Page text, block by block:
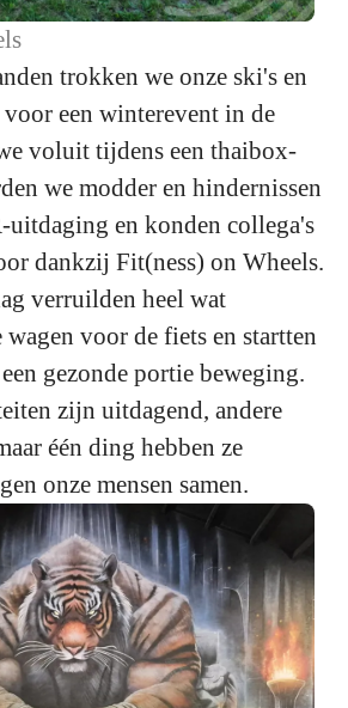
trokken we onze ski's en
voor een winterevent in de
voluit tijdens een thaibox-
we modder en hindernissen
uitdaging en konden collega's
dankzij Fit(ness) on Wheels.
verruilden heel wat
wagen voor de fiets en startten
gezonde portie beweging.
zijn uitdagend, andere
één ding hebben ze
onze mensen samen.